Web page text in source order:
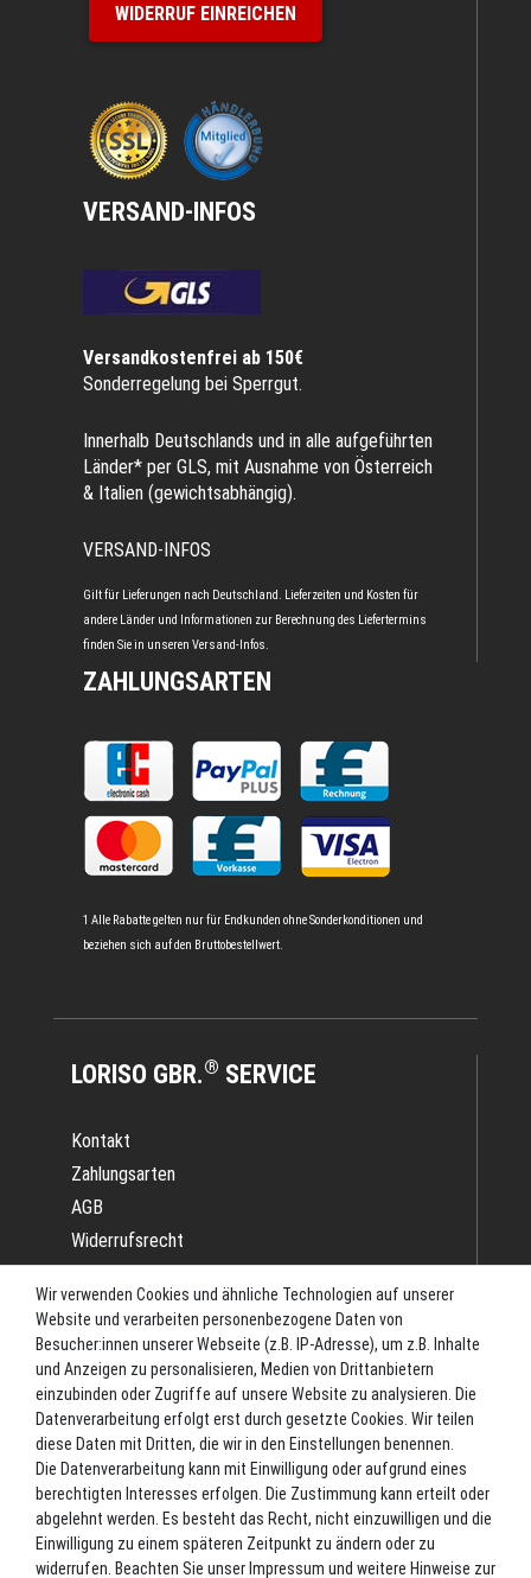
WIDERRUF EINREICHEN
VERSAND-INFOS
Versandkostenfrei ab 150€
Sonderregelung bei Sperrgut.
Innerhalb Deutschlands und in alle aufgeführten
Länder* per GLS, mit Ausnahme von Österreich
& Italien (gewichtsabhängig).
VERSAND-INFOS
Gilt für Lieferungen nach Deutschland. Lieferzeiten und Kosten für
andere Länder und Informationen zur Berechnung des Liefertermins
finden Sie in unseren Versand-Infos
ZAHLUNGSARTEN
1 Alle Rabatte gelten nur für Endkunden ohne Sonderkonditionen und
beziehen sich auf den Bruttobestellwert.
LORISO GBR.® SERVICE
Kontakt
Zahlungsarten
AGB
Widerrufsrecht
Impressum
Datenschutz
Batterieverordnung
Versand
Blog
TOP-KATEGORIEN
Angel-Rollen
Angel-Zubehör
Wir verwenden Cookies und ähnliche Technologien auf unserer
Website und verarbeiten personenbezogene Daten von
Besucher:innen unserer Webseite (z.B. IP-Adresse), um z.B. Inhalte
und Anzeigen zu personalisieren, Medien von Drittanbietern
einzubinden oder Zugriffe auf unsere Website zu analysieren. Die
Datenverarbeitung erfolgt erst durch gesetzte Cookies. Wir teilen
diese Daten mit Dritten, die wir in den Einstellungen benennen.
Die Datenverarbeitung kann mit Einwilligung oder aufgrund eines
berechtigten Interesses erfolgen. Die Zustimmung kann erteilt oder
abgelehnt werden. Es besteht das Recht, nicht einzuwilligen und die
Einwilligung zu einem späteren Zeitpunkt zu ändern oder zu
widerrufen. Beachten Sie unser Impressum und weitere Hinweise zur